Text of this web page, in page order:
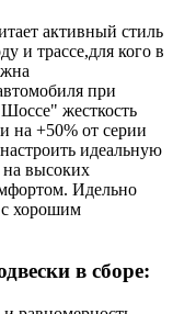
активный стиль
и трассе,для кого в
при
жесткость
на +50% от серии
идеальную
на высоких
Идельно
с хорошим
в сборе: